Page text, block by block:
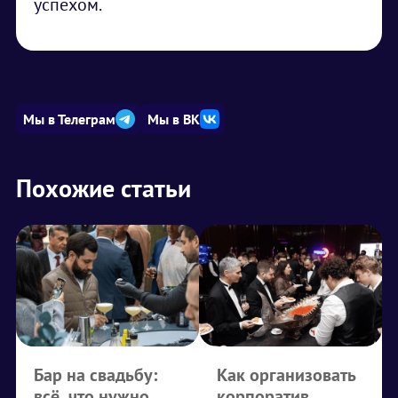
Мы в Телеграм Мы в ВК
Похожие статьи
Бар на свадьбу:
Как организовать